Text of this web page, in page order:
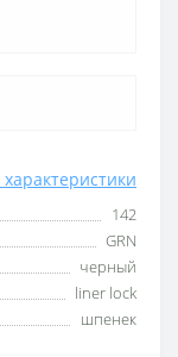
характеристики
142
GRN
черный
liner lock
шпенек